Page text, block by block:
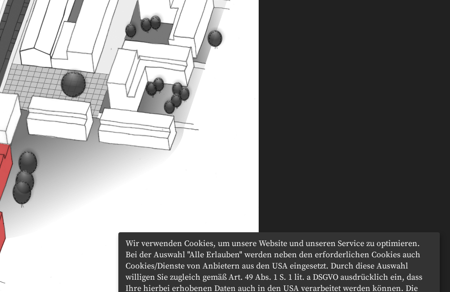
Wir verwenden Cookies, um unsere Website und unseren Service zu optimieren.
Bei der Auswahl "Alle Erlauben" werden neben den erforderlichen Cookies auch
Cookies/Dienste von Anbietern aus den USA eingesetzt. Durch diese Auswahl
willigen Sie zugleich gemäß Art. 49 Abs. 1 S. 1 lit. a DSGVO ausdrücklich ein, dass
Ihre hierbei erhobenen Daten auch in den USA verarbeitet werden können. Die